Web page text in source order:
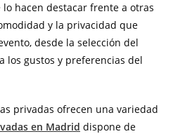
hacen destacar frente a otras
y la privacidad que
desde la selección del
los gustos y preferencias del
privadas ofrecen una variedad
en Madrid dispone de